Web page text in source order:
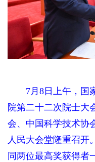
7月8日上午，国家
院第二十二次院士大
会、中国科学技术协
人民大会堂隆重召开
同两位最高奖获得者